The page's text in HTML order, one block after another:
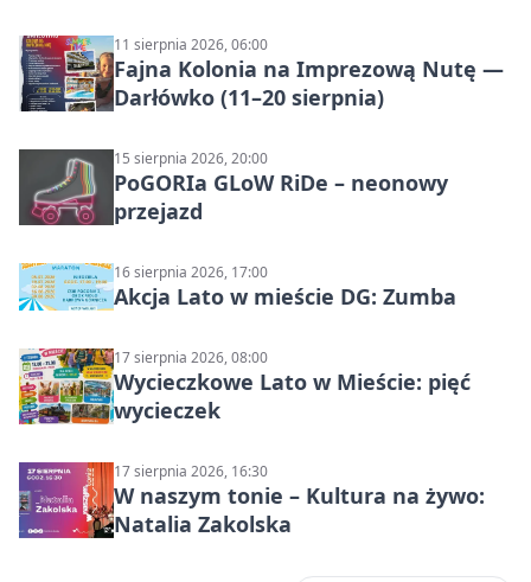
11 sierpnia 2026, 06:00
Fajna Kolonia na Imprezową Nutę —
Darłówko (11–20 sierpnia)
15 sierpnia 2026, 20:00
PoGORIa GLoW RiDe – neonowy
przejazd
16 sierpnia 2026, 17:00
Akcja Lato w mieście DG: Zumba
17 sierpnia 2026, 08:00
Wycieczkowe Lato w Mieście: pięć
wycieczek
17 sierpnia 2026, 16:30
W naszym tonie – Kultura na żywo:
Natalia Zakolska